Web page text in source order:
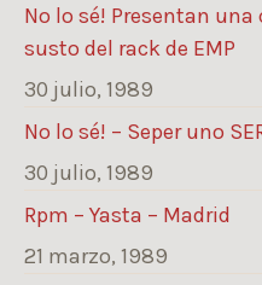
No lo sé! Presentan
susto del rack de EMP
30 julio, 1989
No lo sé! – Seper uno
30 julio, 1989
Rpm – Yasta – Madrid
21 marzo, 1989